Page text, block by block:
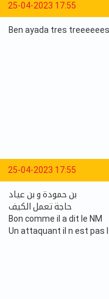
25-04-2023 17:55
Ben ayada tres
25-04-2023 17:55
بن حمودة و بن عياد
حاجة تعمل الكيف
Bon comme il a dit le NM
Un attaquant il n est pas